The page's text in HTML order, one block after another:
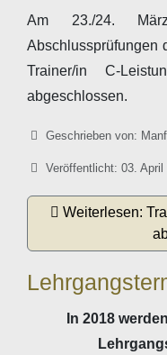
Am 23./24.
Abschlussprüfungen
Trainer/in C-
abgeschlossen.
DetailsGeschrieben von:
Veröffentlicht: 03. April
Weiterlesen:
In 2018